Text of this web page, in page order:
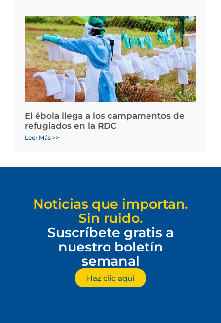
El ébola llega a los campamentos de
refugiados en la RDC
Leer Más >>
Noticias que importan.
Sin ruido.
Suscríbete gratis a
nuestro boletín
semanal
Haz clic aquí